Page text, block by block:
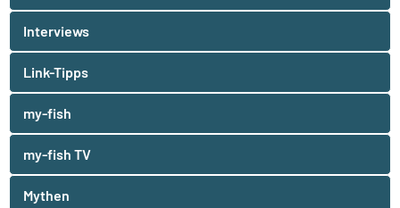
Interviews
Link-Tipps
my-fish
my-fish TV
Mythen